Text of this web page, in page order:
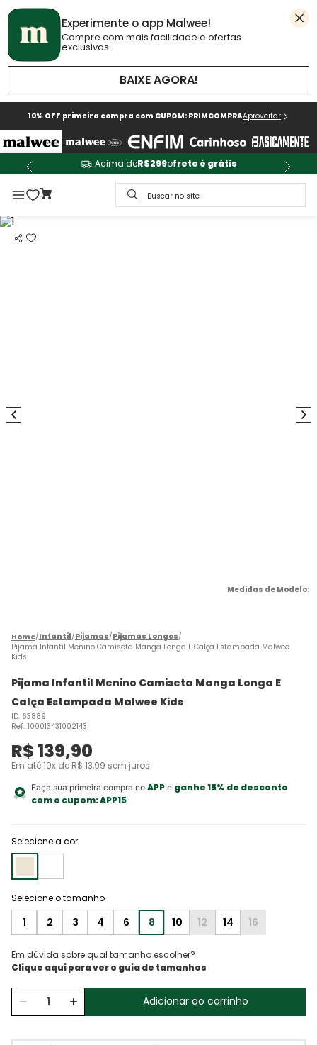
Experimente o app Malwee!
Compre com mais facilidade e ofertas
exclusivas.
BAIXE AGORA!
10% OFF primeira compra com CUPOM: PRIMCOMPRAAproveitar
Acima deR$299ofrete é grátis
Buscar no site
Infantil Pijamas Pijamas Longos
Pijama Infantil Menino Camiseta Manga Longa E Calça Estampada Malwee
Kids
Pijama Infantil Menino Camiseta Manga Longa E
Calça Estampada Malwee Kids
ID: 63889
Ref.: 100013431002143
R$139,90
Em até10x de R$ 13,99 sem juros
Faça sua primeira compra no APPe ganhe 15% de desconto
com o cupom:APP15
Selecione a cor
1 2 3 4 6 8 10 12 14 16
Em dúvida sobre qual tamanho escolher?
Adicionar ao carrinho